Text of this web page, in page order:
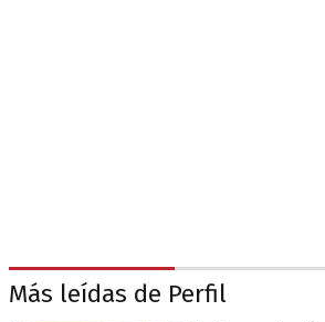
Más leídas de Perfil